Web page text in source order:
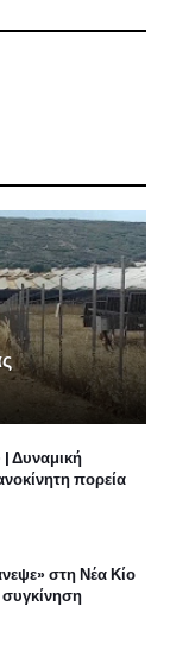
| Δυναμική
πορεία
στη Νέα Κίο